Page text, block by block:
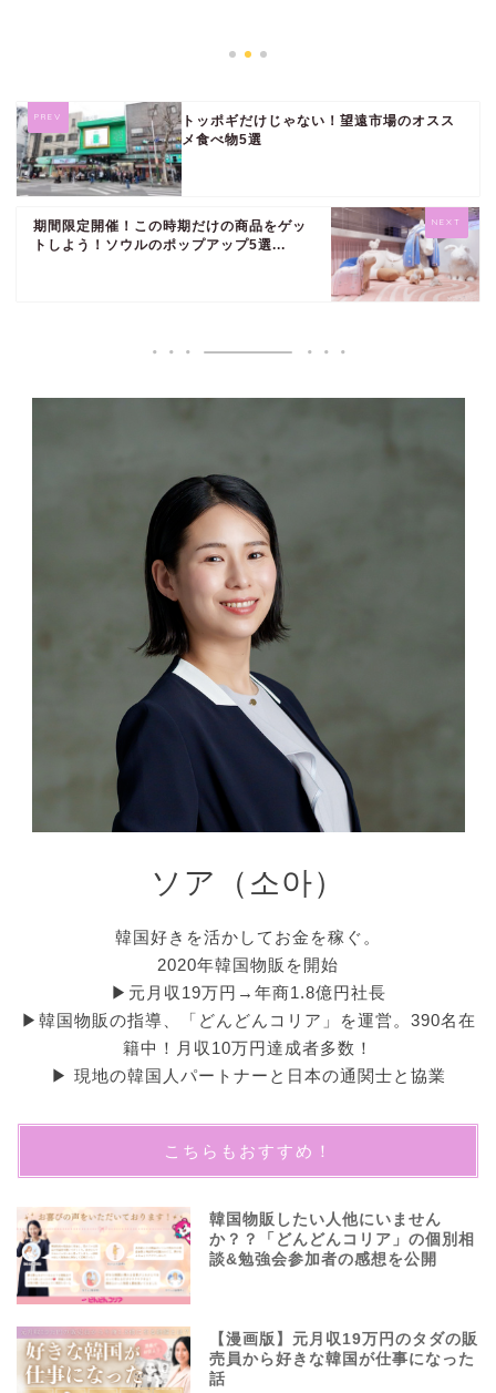
トッポギだけじゃない！望遠市場のオスス
メ食べ物5選
期間限定開催！この時期だけの商品をゲッ
トしよう！ソウルのポップアップ5選...
ソア（소아）
韓国好きを活かしてお金を稼ぐ。
2020年韓国物販を開始
▶︎元月収19万円→年商1.8億円社長
▶︎韓国物販の指導、「どんどんコリア」を運営。390名在
籍中！月収10万円達成者多数！
▶︎ 現地の韓国人パートナーと日本の通関士と協業
こちらもおすすめ！
韓国物販したい人他にいません
か？？「どんどんコリア」の個別相
談&勉強会参加者の感想を公開
【漫画版】元月収19万円のタダの販
売員から好きな韓国が仕事になった
話